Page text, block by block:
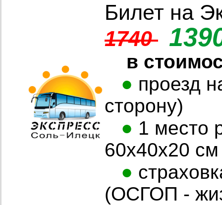
Билет на
1740
в
● проезд
сторону)
● 1 место
60х40х20
●
(ОСГОП -